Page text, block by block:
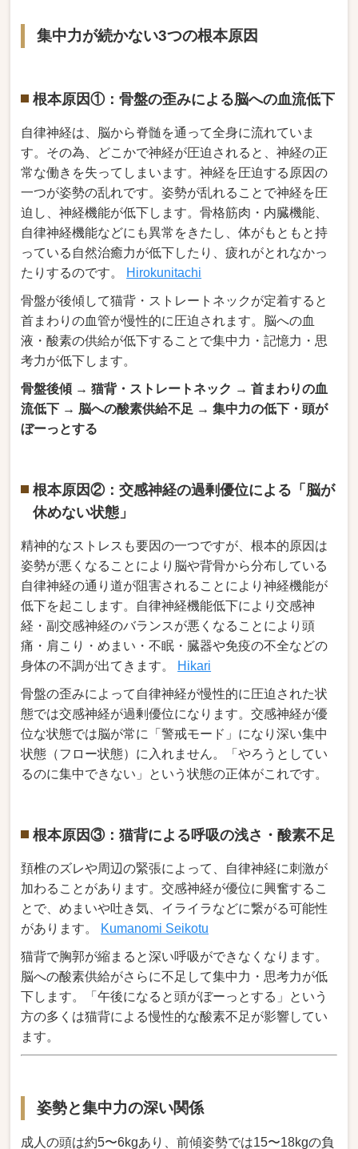
集中力が続かない3つの根本原因
根本原因①：骨盤の歪みによる脳への血流低下
自律神経は、脳から脊髄を通って全身に流れていま
す。その為、どこかで神経が圧迫されると、神経の正
常な働きを失ってしまいます。神経を圧迫する原因の
一つが姿勢の乱れです。姿勢が乱れることで神経を圧
迫し、神経機能が低下します。骨格筋肉・内臓機能、
自律神経機能などにも異常をきたし、体がもともと持
っている自然治癒力が低下したり、疲れがとれなかっ
たりするのです。
Hirokunitachi
骨盤が後傾して猫背・ストレートネックが定着すると
首まわりの血管が慢性的に圧迫されます。脳への血
液・酸素の供給が低下することで集中力・記憶力・思
考力が低下します。
骨盤後傾 → 猫背・ストレートネック → 首まわりの血
流低下 → 脳への酸素供給不足 → 集中力の低下・頭が
ぼーっとする
根本原因②：交感神経の過剰優位による「脳が
休めない状態」
精神的なストレスも要因の一つですが、根本的原因は
姿勢が悪くなることにより脳や背骨から分布している
自律神経の通り道が阻害されることにより神経機能が
低下を起こします。自律神経機能低下により交感神
経・副交感神経のバランスが悪くなることにより頭
痛・肩こり・めまい・不眠・臓器や免疫の不全などの
身体の不調が出てきます。
Hikari
骨盤の歪みによって自律神経が慢性的に圧迫された状
態では交感神経が過剰優位になります。交感神経が優
位な状態では脳が常に「警戒モード」になり深い集中
状態（フロー状態）に入れません。「やろうとしてい
るのに集中できない」という状態の正体がこれです。
根本原因③：猫背による呼吸の浅さ・酸素不足
頚椎のズレや周辺の緊張によって、自律神経に刺激が
加わることがあります。交感神経が優位に興奮するこ
とで、めまいや吐き気、イライラなどに繋がる可能性
があります。
Kumanomi Seikotu
猫背で胸郭が縮まると深い呼吸ができなくなります。
脳への酸素供給がさらに不足して集中力・思考力が低
下します。「午後になると頭がぼーっとする」という
方の多くは猫背による慢性的な酸素不足が影響してい
ます。
姿勢と集中力の深い関係
成人の頭は約5〜6kgあり、前傾姿勢では15〜18kgの負